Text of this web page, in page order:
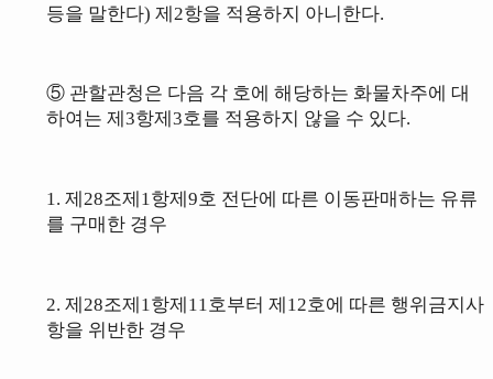
등을 말한다) 제2항을 적용하지 아니한다.
⑤ 관할관청은 다음 각 호에 해당하는 화물차주에 대
하여는 제3항제3호를 적용하지 않을 수 있다.
1. 제28조제1항제9호 전단에 따른 이동판매하는 유류
를 구매한 경우
2. 제28조제1항제11호부터 제 12호에 따른 행위금지사
항을 위반한 경우